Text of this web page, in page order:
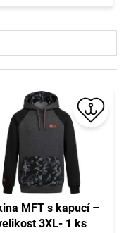
MFT s kapucí –
3XL- 1 ks